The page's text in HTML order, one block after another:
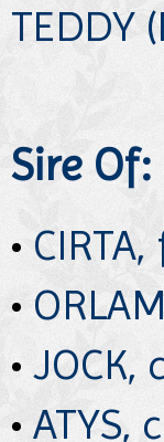
TEDDY
Sire Of:
•
•
• JOCK,
• ATYS,